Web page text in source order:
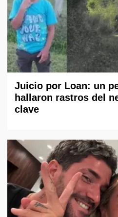
Juicio por Loan: un
hallaron rastros del
clave